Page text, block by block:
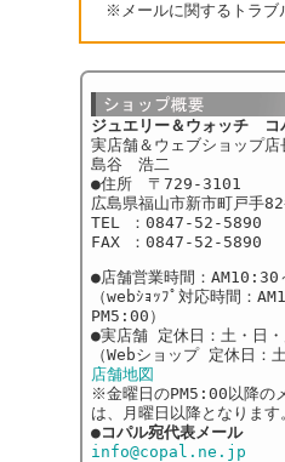
※メールに関するトラブ
ジュエリー＆ウォッチ コ
実店舗＆ウェブショップ店
島谷 浩二
●住所 〒729-3101
広島県福山市新市町戸手
TEL ：0847-52-5890
FAX ：0847-52-5890
●店舗営業時間：AM10:30
（webｼｮｯﾌﾟ対応時間：
PM5:00）
●実店舗 定休日：土・日・
（Webショップ 定休日：
店舗地図
※金曜日のPM5:00以降の
は、月曜日以降となります
●コパル宛代表メール
info@copal.ne.jp